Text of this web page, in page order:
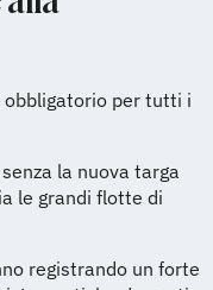
obbligatorio per tutti i
la nuova targa
le grandi flotte di
registrando un forte